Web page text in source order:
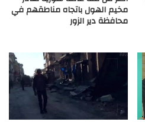
مخيم الهول باتجاه مناطقهم في
محافظة دير الزور